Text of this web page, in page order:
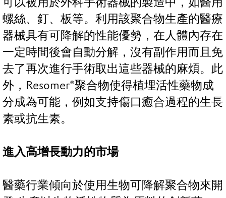
螺絲、釘、板等。利用該聚合物生產的醫療
器械具有可降解的性能優勢，在人體內存在
一定時間後會自動分解，沒有副作用而且免
去了再次進行手術取出這些器械的麻煩。此
外，Resomer®聚合物使得植埋活性藥物成
分成為可能，例如支持傷口癒合過程的生長
素或抗生素。
進入高增長動力的市場
醫藥行業傾向於使用生物可降解聚合物來開